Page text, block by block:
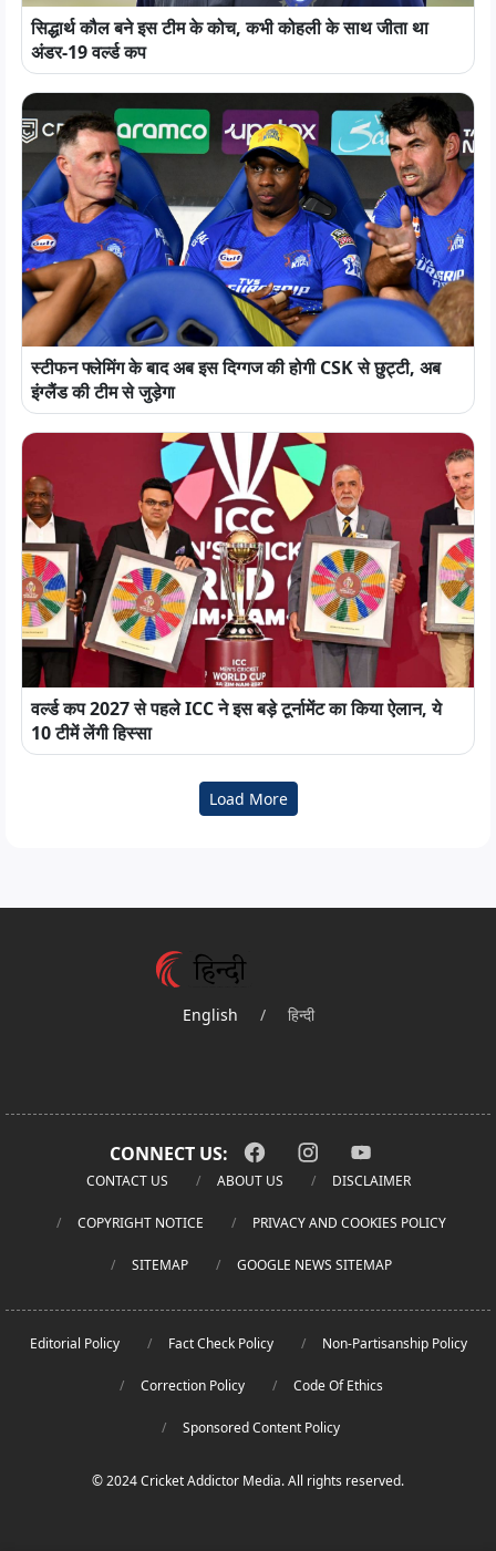
सिद्धार्थ कौल बने इस टीम के कोच, कभी कोहली के साथ जीता था
अंडर-19 वर्ल्ड कप
स्टीफन फ्लेमिंग के बाद अब इस दिग्गज की होगी CSK से छुट्टी, अब
इंग्लैंड की टीम से जुड़ेगा
वर्ल्ड कप 2027 से पहले ICC ने इस बड़े टूर्नामेंट का किया ऐलान, ये
10 टीमें लेंगी हिस्सा
Load More
English / हिन्दी
CONNECT US:
CONTACT US ABOUT US DISCLAIMER
COPYRIGHT NOTICE PRIVACY AND COOKIES POLICY
SITEMAP GOOGLE NEWS SITEMAP
Editorial Policy Fact Check Policy Non-Partisanship Policy
Correction Policy Code Of Ethics
Sponsored Content Policy
© 2024 Cricket Addictor Media. All rights reserved.